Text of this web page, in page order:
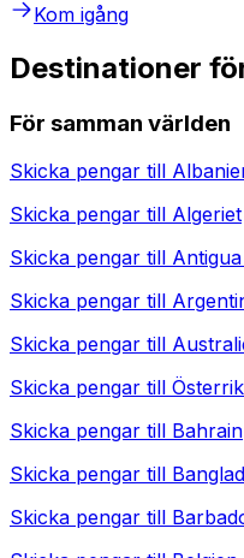
Kom igång
Destinationer
För samman världen
Skicka pengar till
Skicka pengar till Algeriet
Skicka pengar till
Skicka pengar till
Skicka pengar till
Skicka pengar till
Skicka pengar till Bahrain
Skicka pengar till
Skicka pengar till